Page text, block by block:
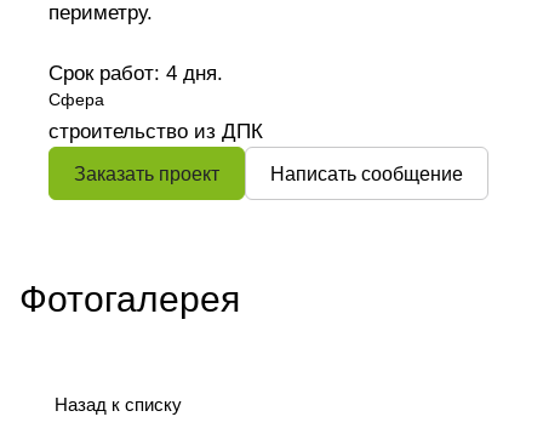
периметру.
Срок работ: 4 дня.
Сфера
строительство из ДПК
Заказать проект Написать сообщение
Фотогалерея
Назад к списку